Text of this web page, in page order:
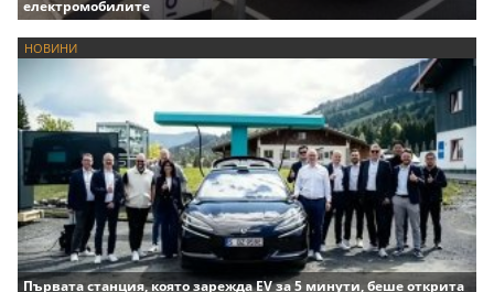
електромобилите
НОВИНИ
Първата станция, която зарежда EV за 5 минути, беше открита